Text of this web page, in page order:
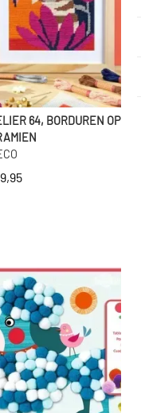
64, BORDUREN OP